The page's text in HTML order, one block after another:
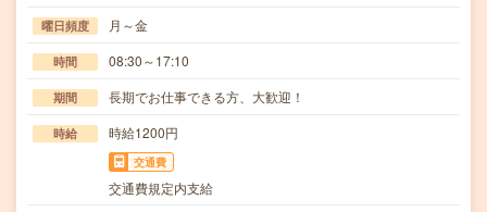
曜日頻度 月～金
時間 08:30～17:10
期間 長期でお仕事できる方、大歓迎！
時給 時給1200円
交通費
交通費規定内支給